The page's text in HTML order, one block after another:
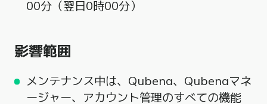
00分 （翌日 0時00分 ）
影響範囲
メンテナンス中は、Qubena、Qubenaマネ
ージャー、アカウント管理のすべての機能